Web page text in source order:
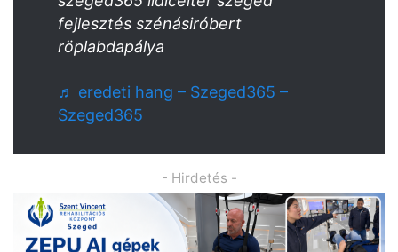
fejlesztés szénásiróbert
röplabdapálya
♬ eredeti hang – Szeged365 –
Szeged365
- Hirdetés -